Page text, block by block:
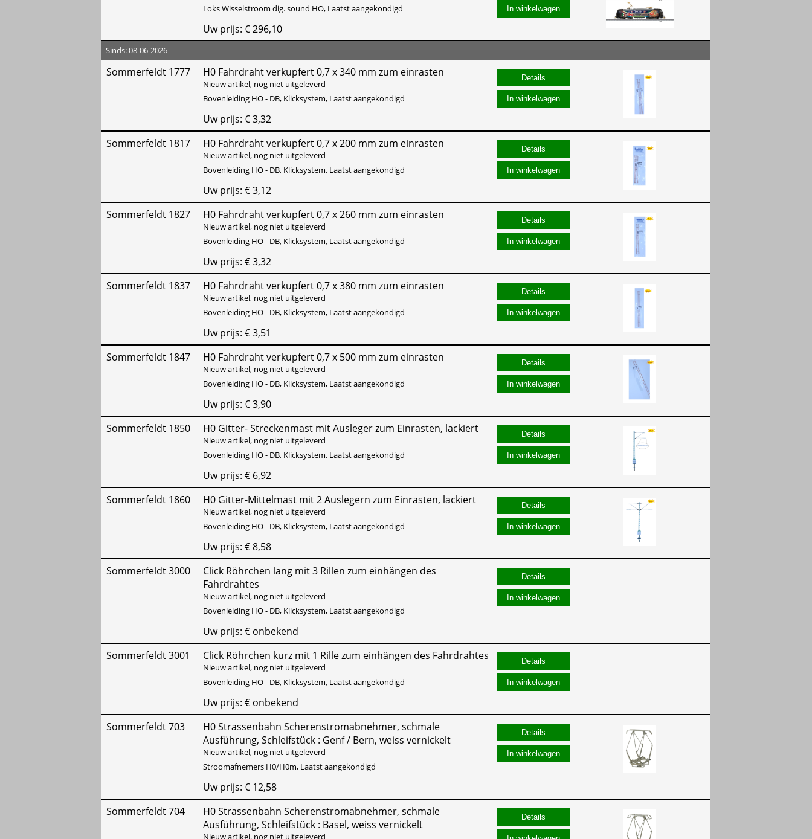
Loks Wisselstroom dig. sound HO, Laatst aangekondigd
Uw prijs: € 296,10
In winkelwagen
Sinds: 08-06-2026
Sommerfeldt 1777 H0 Fahrdraht verkupfert 0,7 x 340 mm zum einrasten
Nieuw artikel, nog niet uitgeleverd
Bovenleiding HO - DB, Klicksystem, Laatst aangekondigd
Uw prijs: € 3,32
In winkelwagen
Sommerfeldt 1817 H0 Fahrdraht verkupfert 0,7 x 200 mm zum einrasten
Nieuw artikel, nog niet uitgeleverd
Bovenleiding HO - DB, Klicksystem, Laatst aangekondigd
Uw prijs: € 3,12
In winkelwagen
Sommerfeldt 1827 H0 Fahrdraht verkupfert 0,7 x 260 mm zum einrasten
Nieuw artikel, nog niet uitgeleverd
Bovenleiding HO - DB, Klicksystem, Laatst aangekondigd
Uw prijs: € 3,32
In winkelwagen
Sommerfeldt 1837 H0 Fahrdraht verkupfert 0,7 x 380 mm zum einrasten
Nieuw artikel, nog niet uitgeleverd
Bovenleiding HO - DB, Klicksystem, Laatst aangekondigd
Uw prijs: € 3,51
In winkelwagen
Sommerfeldt 1847 H0 Fahrdraht verkupfert 0,7 x 500 mm zum einrasten
Nieuw artikel, nog niet uitgeleverd
Bovenleiding HO - DB, Klicksystem, Laatst aangekondigd
Uw prijs: € 3,90
In winkelwagen
Sommerfeldt 1850 H0 Gitter- Streckenmast mit Ausleger zum Einrasten, lackiert
Nieuw artikel, nog niet uitgeleverd
Bovenleiding HO - DB, Klicksystem, Laatst aangekondigd
Uw prijs: € 6,92
In winkelwagen
Sommerfeldt 1860 H0 Gitter-Mittelmast mit 2 Auslegern zum Einrasten, lackiert
Nieuw artikel, nog niet uitgeleverd
Bovenleiding HO - DB, Klicksystem, Laatst aangekondigd
Uw prijs: € 8,58
In winkelwagen
Sommerfeldt 3000
Click Röhrchen lang mit 3 Rillen zum einhängen des
Fahrdrahtes
Nieuw artikel, nog niet uitgeleverd
Bovenleiding HO - DB, Klicksystem, Laatst aangekondigd
Uw prijs: € onbekend
In winkelwagen
Sommerfeldt 3001 Click Röhrchen kurz mit 1 Rille zum einhängen des Fahrdrahtes
Nieuw artikel, nog niet uitgeleverd
Bovenleiding HO - DB, Klicksystem, Laatst aangekondigd
Uw prijs: € onbekend
In winkelwagen
Sommerfeldt 703
H0 Strassenbahn Scherenstromabnehmer, schmale
Ausführung, Schleifstück : Genf / Bern, weiss vernickelt
Nieuw artikel, nog niet uitgeleverd
Stroomafnemers H0/H0m, Laatst aangekondigd
Uw prijs: € 12,58
In winkelwagen
Sommerfeldt 704
H0 Strassenbahn Scherenstromabnehmer, schmale
Ausführung, Schleifstück : Basel, weiss vernickelt
Nieuw artikel, nog niet uitgeleverd